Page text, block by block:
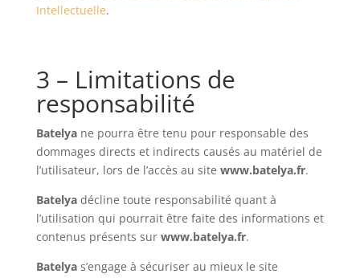
Intellectuelle.
3 – Limitations de
responsabilité
Batelyane pourra être tenu pour responsable des
dommages directs et indirects causés au matériel de
l’utilisateur, lors de l’accès au site www.batelya.fr.
Batelyadécline toute responsabilité quant à
l’utilisation qui pourrait être faite des informations et
contenus présents sur www.batelya.fr.
Batelyas’engage à sécuriser au mieux le site